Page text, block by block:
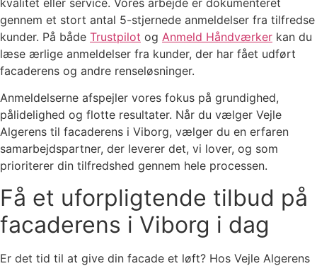
gennem et stort antal 5-stjernede anmeldelser fra tilfredse
kunder. På både Trustpilot og Anmeld Håndværker kan du
læse ærlige anmeldelser fra kunder, der har fået udført
facaderens og andre renseløsninger.
Anmeldelserne afspejler vores fokus på grundighed,
pålidelighed og flotte resultater. Når du vælger Vejle
Algerens til facaderens i Viborg, vælger du en erfaren
samarbejdspartner, der leverer det, vi lover, og som
prioriterer din tilfredshed gennem hele processen.
Få et uforpligtende tilbud på
facaderens i Viborg i dag
Er det tid til at give din facade et løft? Hos Vejle Algerens